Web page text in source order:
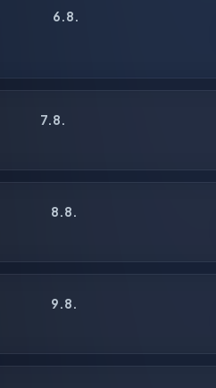
6.8.
7.8.
8.8.
9.8.